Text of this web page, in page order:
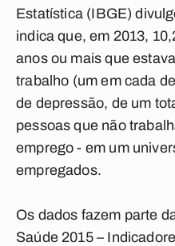
Estatística (IBGE)
indica que, em 2013,
anos ou mais que
trabalho (um em cada
de depressão, de um
pessoas que não
emprego - em um
empregados.
Os dados fazem parte
Saúde 2015 –